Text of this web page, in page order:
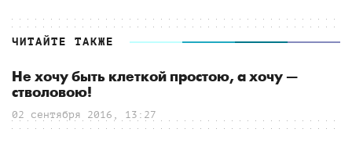
ЧИТАЙТЕ ТАКЖЕ
Не хочу быть клеткой простою, а хочу —
стволовою!
02 сентября 2016, 13:27